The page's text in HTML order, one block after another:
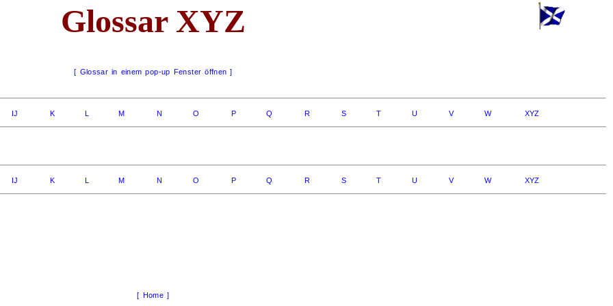
Glossar XYZ
[ Glossar in einem pop-up Fenster öffnen ]
IJ K L M N O P Q R S T U V W XYZ
IJ K L M N O P Q R S T U V W XYZ
[ Home ]